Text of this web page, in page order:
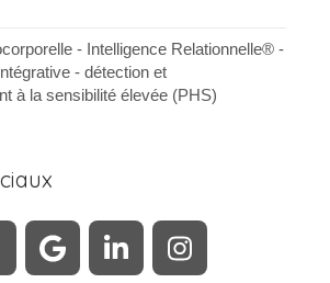
- Intelligence Relationnelle® -
- détection et
à la sensibilité élevée (PHS)